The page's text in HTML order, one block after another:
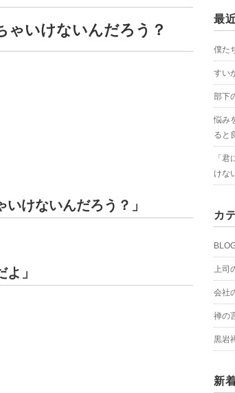
ゃいけないんだろう？
けないんだろう？」
」
最
僕た
すい
部下
悩み
ると
「
けな
カ
上司
会社
禅の
黒岩
新